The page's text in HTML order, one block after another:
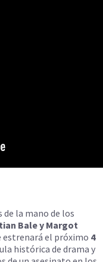
la mano de los
Bale y Margot
estrenará el próximo 4
histórica de drama y